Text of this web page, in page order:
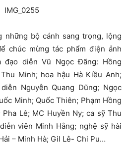
những bộ cánh sang trọng, lộng
chúc mừng tác phẩm điện ảnh
diễn Vũ Ngọc Đãng: Hồng
Minh; hoa hậu Hà Kiều Anh;
Nguyễn Quang Dũng; Ngọc
Minh; Quốc Thiên; Phạm Hồng
Lê; MC Huyền Ny; ca sỹ Thu
viên Minh Hằng; nghệ sỹ hài
– Minh Hà; Gil Lê- Chi Pu…